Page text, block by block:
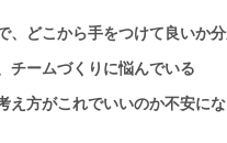
、どこから手をつけて良いか
チームづくりに悩んでいる
え方がこれでいいのか不安に